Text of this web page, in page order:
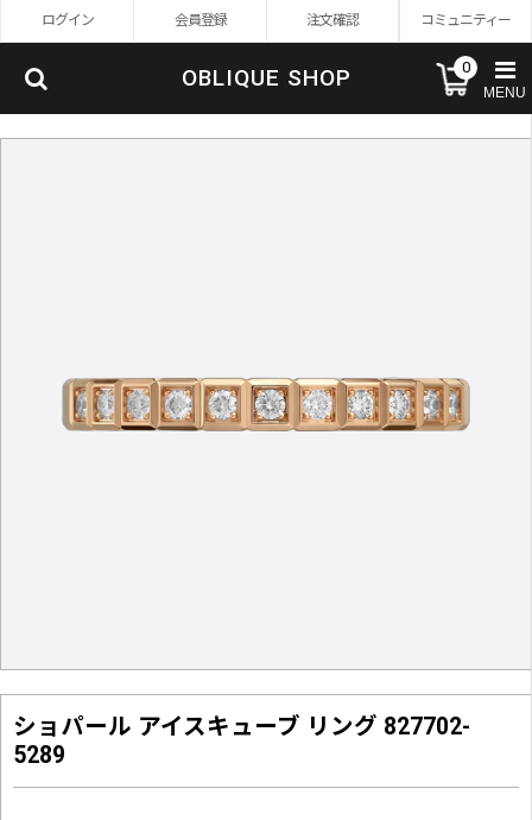
ログイン 会員登録 注文確認 コミュニティー
OBLIQUE SHOP 0
MENU
ショパール アイスキューブ リング 827702-
5289